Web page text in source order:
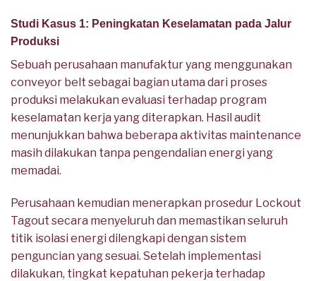
Studi Kasus 1: Peningkatan Keselamatan pada Jalur
Produksi
Sebuah perusahaan manufaktur yang menggunakan
conveyor belt sebagai bagian utama dari proses
produksi melakukan evaluasi terhadap program
keselamatan kerja yang diterapkan. Hasil audit
menunjukkan bahwa beberapa aktivitas maintenance
masih dilakukan tanpa pengendalian energi yang
memadai.
Perusahaan kemudian menerapkan prosedur Lockout
Tagout secara menyeluruh dan memastikan seluruh
titik isolasi energi dilengkapi dengan sistem
penguncian yang sesuai. Setelah implementasi
dilakukan, tingkat kepatuhan pekerja terhadap